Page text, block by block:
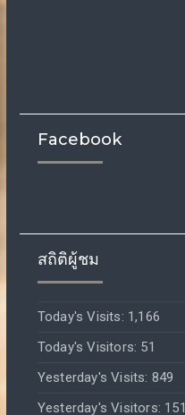
Facebook
สถิติผู้ชม
Today's Visits: 1,166
Today's Visitors: 51
Yesterday's Visits: 849
Yesterday's Visitors: 151